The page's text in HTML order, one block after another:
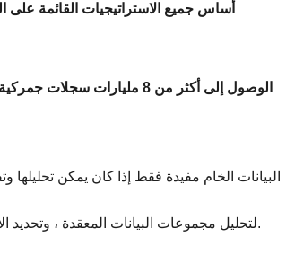
أساس جميع الاستراتيجيات القائمة على
الوصول إلى أكثر من 8 مليارات سجلات جمركية
البيانات الخام مفيدة فقط إذا كان يمكن
الاستفادة من AI لتحليل مجموعات البيانات المعقدة ، وتحديد الاتجاهات ، وتقديم رؤى موجزة وقابلة للتنفيذ.